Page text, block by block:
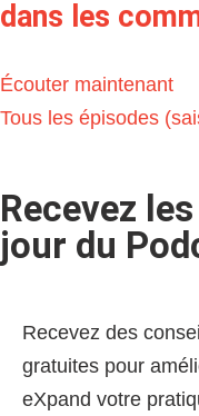
dans les
Écouter maintenant
Tous les épisodes
Recevez
jour du
Recevez des
gratuites pour
eXpand votre